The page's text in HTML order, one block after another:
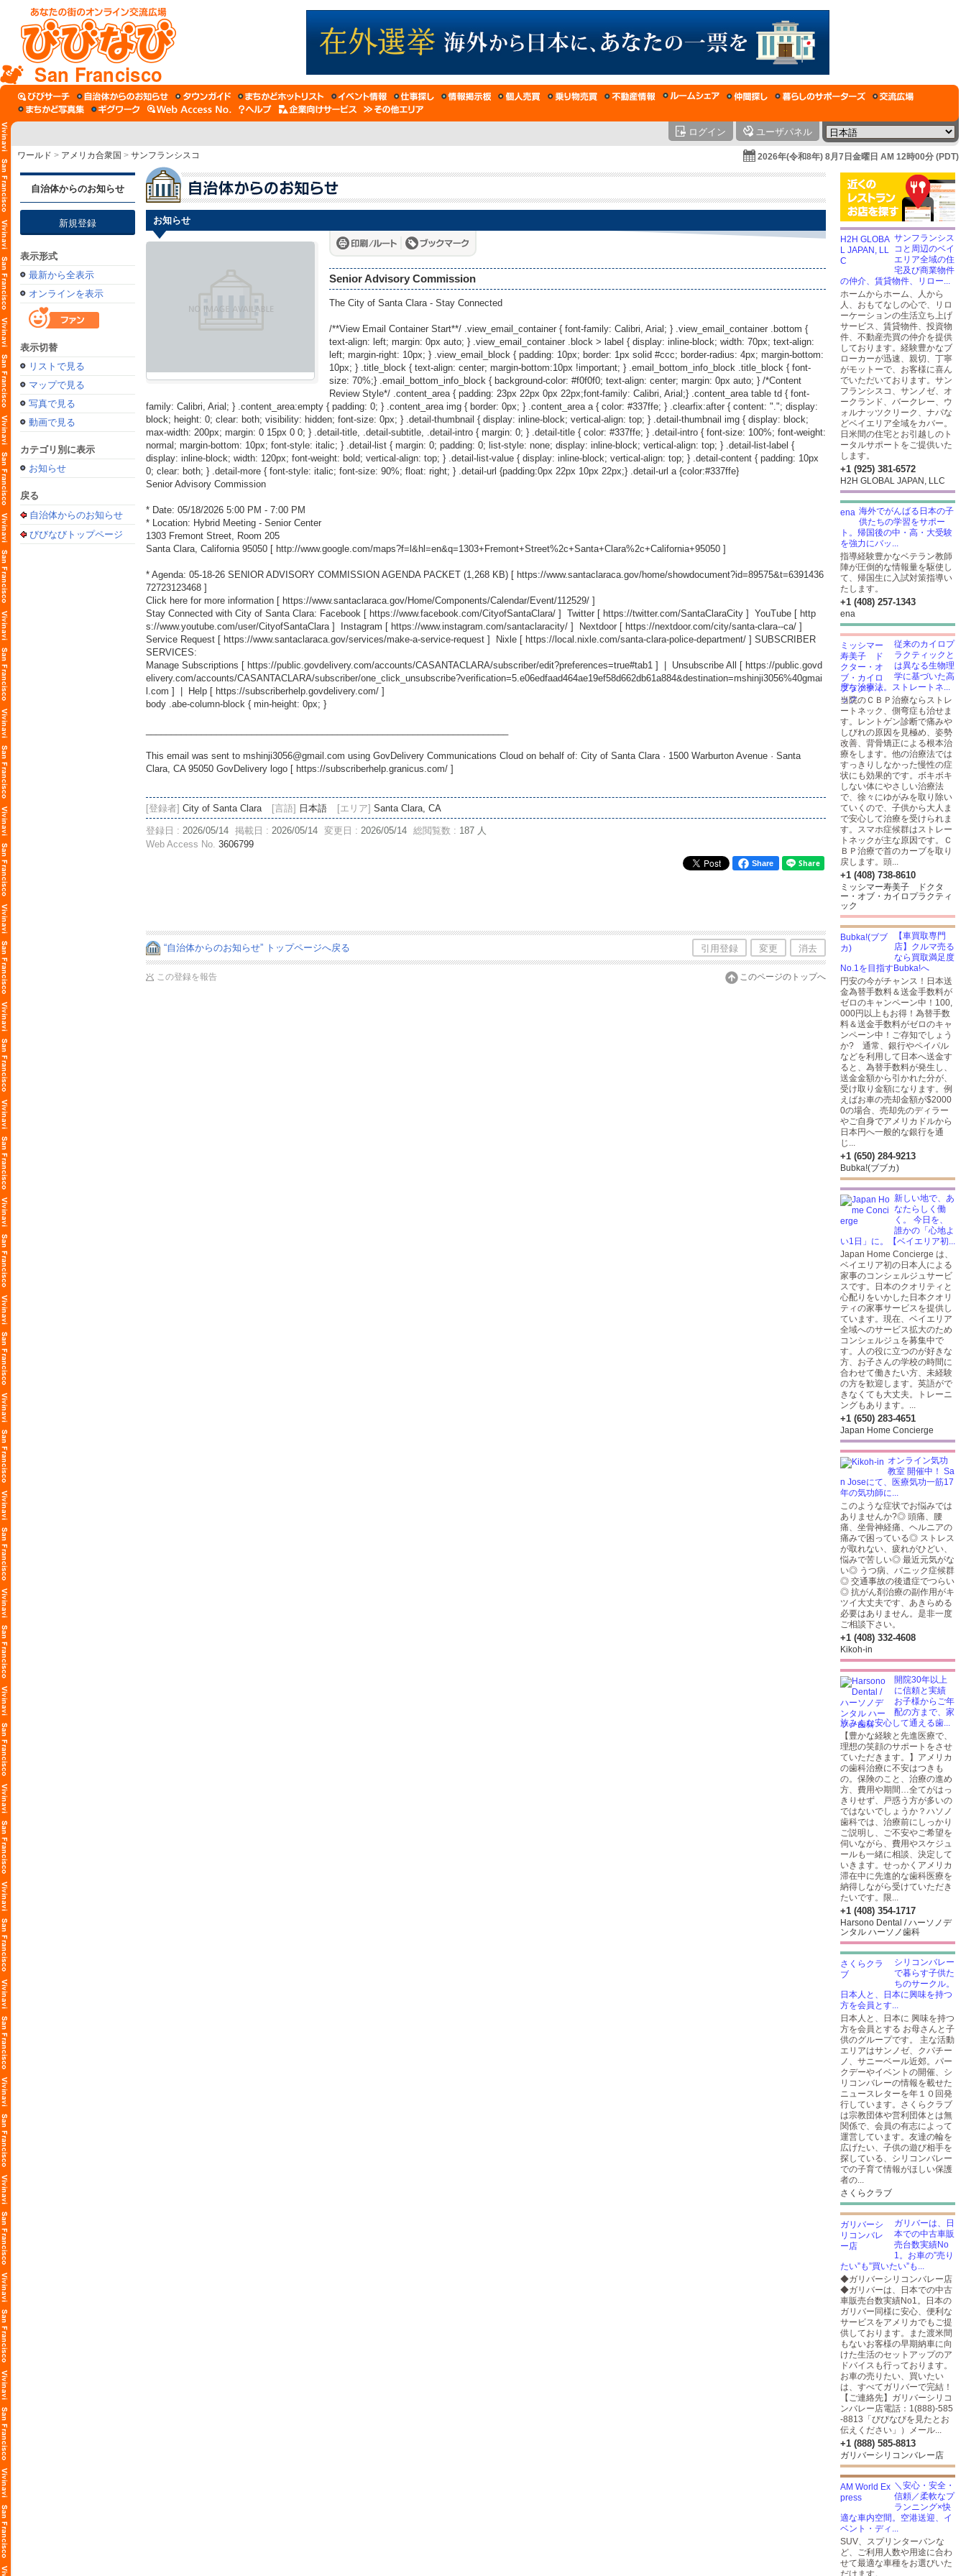
San Francisco
ログイン ユーザパネル
ワールド > アメリカ合衆国 > サンフランシスコ 2026年(令和8年) 8月7日金曜日 AM 12時00分 (PDT)
自治体からのお知らせ
新規登録
表示形式
最新から全表示
オンラインを表示
表示切替
リストで見る
マップで見る
写真で見る
動画で見る
カテゴリ別に表示
お知らせ
戻る
自治体からのお知らせ
びびなびトップページ
お知らせ
Senior Advisory Commission
The City of Santa Clara - Stay Connected
/**View Email Container Start**/ .view_email_container { font-family: Calibri, Arial; } .view_email_container .bottom {
text-align: left; margin: 0px auto; } .view_email_container .block > label { display: inline-block; width: 70px; text-align:
left; margin-right: 10px; } .view_email_block { padding: 10px; border: 1px solid #ccc; border-radius: 4px; margin-bottom:
10px; } .title_block { text-align: center; margin-bottom:10px !important; } .email_bottom_info_block .title_block { font-
size: 70%;} .email_bottom_info_block { background-color: #f0f0f0; text-align: center; margin: 0px auto; } /*Content
Review Style*/ .content_area { padding: 23px 22px 0px 22px;font-family: Calibri, Arial;} .content_area table td { font-
family: Calibri, Arial; } .content_area:empty { padding: 0; } .content_area img { border: 0px; } .content_area a { color: #337ffe; } .clearfix:after { content: "."; display:
block; height: 0; clear: both; visibility: hidden; font-size: 0px; } .detail-thumbnail { display: inline-block; vertical-align: top; } .detail-thumbnail img { display: block;
max-width: 200px; margin: 0 15px 0 0; } .detail-title, .detail-subtitle, .detail-intro { margin: 0; } .detail-title { color: #337ffe; } .detail-intro { font-size: 100%; font-weight:
normal; margin-bottom: 10px; font-style: italic; } .detail-list { margin: 0; padding: 0; list-style: none; display: inline-block; vertical-align: top; } .detail-list-label {
display: inline-block; width: 120px; font-weight: bold; vertical-align: top; } .detail-list-value { display: inline-block; vertical-align: top; } .detail-content { padding: 10px
0; clear: both; } .detail-more { font-style: italic; font-size: 90%; float: right; } .detail-url {padding:0px 22px 10px 22px;} .detail-url a {color:#337ffe}
Senior Advisory Commission
* Date: 05/18/2026 5:00 PM - 7:00 PM
* Location: Hybrid Meeting - Senior Center
1303 Fremont Street, Room 205
Santa Clara, California 95050 [ http://www.google.com/maps?f=l&hl=en&q=1303+Fremont+Street%2c+Santa+Clara%2c+California+95050 ]
* Agenda: 05-18-26 SENIOR ADVISORY COMMISSION AGENDA PACKET (1,268 KB) [ https://www.santaclaraca.gov/home/showdocument?id=89575&t=6391436
72723123468 ]
Click here for more information [ https://www.santaclaraca.gov/Home/Components/Calendar/Event/112529/ ]
Stay Connected with City of Santa Clara: Facebook [ https://www.facebook.com/CityofSantaClara/ ] Twitter [ https://twitter.com/SantaClaraCity ] YouTube [ http
s://www.youtube.com/user/CityofSantaClara] Instagram [ https://www.instagram.com/santaclaracity/ ] Nextdoor [ https://nextdoor.com/city/santa-clara--ca/ ]
Service Request [ https://www.santaclaraca.gov/services/make-a-service-request ] Nixle [ https://local.nixle.com/santa-clara-police-department/ ] SUBSCRIBER
SERVICES:
Manage Subscriptions [ https://public.govdelivery.com/accounts/CASANTACLARA/subscriber/edit?preferences=true#tab1 ] | Unsubscribe All [ https://public.govd
elivery.com/accounts/CASANTACLARA/subscriber/one_click_unsubscribe?verification=5.e06edfaad464ae19ef58d662db61a884&destination=mshinji3056%40gmai
l.com ] | Help [ https://subscriberhelp.govdelivery.com/ ]
body .abe-column-block { min-height: 0px; }
This email was sent to mshinji3056@gmail.com using GovDelivery Communications Cloud on behalf of: City of Santa Clara · 1500 Warburton Avenue · Santa
Clara, CA 95050 GovDelivery logo [ https://subscriberhelp.granicus.com/ ]
[登録者] City of Santa Clara [言語] 日本語 [エリア] Santa Clara, CA
登録日 : 2026/05/14 掲載日 : 2026/05/14 変更日 : 2026/05/14 総閲覧数 : 187 人
Web Access No. 3606799
Share
“自治体からのお知らせ” トップページへ戻る 引用登録 変更 消去
この登録を報告 このページのトップへ
サンフランシス
コと周辺のベイ
エリア全域の住
宅及び商業物件
の仲介、賃貸物件、リロー...
ホームからホーム、人から
人、おもてなしの心で、リロ
ーケーションの生活立ち上げ
サービス、賃貸物件、投資物
件、不動産売買の仲介を提供
しております。経験豊かなブ
ローカーが迅速、親切、丁寧
がモットーで、お客様に喜ん
でいただいております。サン
フランシスコ、サンノゼ、オ
ークランド、バークレー、ウ
ォルナッツクリーク、ナパな
どベイエリア全域をカバー。
日米間の住宅とお引越しのト
ータルサポートをご提供いた
します。
+1 (925) 381-6572
H2H GLOBAL JAPAN, LLC
海外でがんばる日本の子
供たちの学習をサポー
ト。帰国後の中・高・大受験
を強力にバッ...
指導経験豊かなベテラン教師
陣が圧倒的な情報量を駆使し
て、帰国生に入試対策指導い
たします。
+1 (408) 257-1343
ena
従来のカイロプ
ラクティックと
は異なる生物理
学に基づいた高
度な治療法。ストレートネ...
当院のＣＢＰ治療ならストレ
ートネック、側弯症も治せま
す。レントゲン診断で痛みや
しびれの原因を見極め、姿勢
改善、背骨矯正による根本治
療をします。他の治療法では
すっきりしなかった慢性の症
状にも効果的です。ボキボキ
しない体にやさしい治療法
で、徐々にゆがみを取り除い
ていくので、子供から大人ま
で安心して治療を受けられま
す。スマホ症候群はストレー
トネックが主な原因です。Ｃ
ＢＰ治療で首のカーブを取り
戻します。頭...
+1 (408) 738-8610
ミッシマー寿美子 ドクタ
ー・オブ・カイロプラクティ
ック
【車買取専門
店】クルマ売る
なら買取満足度
No.1を目指すBubka!へ
円安の今がチャンス！日本送
金為替手数料＆送金手数料が
ゼロのキャンペーン中！100,
000円以上もお得！為替手数
料＆送金手数料がゼロのキャ
ンペーン中！ご存知でしょう
か? 通常、銀行やペイパル
などを利用して日本へ送金す
ると、為替手数料が発生し、
送金金額から引かれた分が、
受け取り金額になります。例
えばお車の売却金額が$2000
0の場合、売却先のディラー
やご自身でアメリカドルから
日本円へ一般的な銀行を通
じ...
+1 (650) 284-9213
Bubka!(ブブカ)
新しい地で、あ
なたらしく働
く。 今日を、
誰かの「心地よ
い1日」に。【ベイエリア初...
Japan Home Concierge は、
ベイエリア初の日本人による
家事のコンシェルジュサービ
スです。日本のクオリティと
心配りをいかした日本クオリ
ティの家事サービスを提供し
ています。現在、ベイエリア
全域へのサービス拡大のため
コンシェルジュを募集中で
す。人の役に立つのが好きな
方、お子さんの学校の時間に
合わせて働きたい方、未経験
の方を歓迎します。英語がで
きなくても大丈夫。トレーニ
ングもあります。...
+1 (650) 283-4651
Japan Home Concierge
オンライン気功
教室 開催中！ Sa
n Joseにて、医療気功一筋17
年の気功師に...
このような症状でお悩みでは
ありませんか?◎ 頭痛、腰
痛、坐骨神経痛、ヘルニアの
痛みで困っている◎ ストレス
が取れない、疲れがひどい、
悩みで苦しい◎ 最近元気がな
い◎ うつ病、パニック症候群
◎ 交通事故の後遺症でつらい
◎ 抗がん剤治療の副作用がキ
ツイ大丈夫です、あきらめる
必要はありません。是非一度
ご相談下さい。
+1 (408) 332-4608
Kikoh-in
開院30年以上
に信頼と実績
お子様からご年
配の方まで、家
族みんな安心して通える歯...
【豊かな経験と先進医療で、
理想の笑顔のサポートをさせ
ていただきます。】アメリカ
の歯科治療に不安はつきも
の。保険のこと、治療の進め
方、費用や期間…全てがはっ
きりせず、戸惑う方が多いの
ではないでしょうか？ハソノ
歯科では、治療前にしっかり
ご説明し、ご不安やご希望を
伺いながら、費用やスケジュ
ールも一緒に相談、決定して
いきます。せっかくアメリカ
滞在中に先進的な歯科医療を
納得しながら受けていただき
たいです。限...
+1 (408) 354-1717
Harsono Dental / ハーソノデ
ンタル ハーソノ歯科
シリコンバレー
で暮らす子供た
ちのサークル。
日本人と、日本に興味を持つ
方を会員とす...
日本人と、日本に 興味を持つ
方を会員とする お母さんと子
供のグループです。 主な活動
エリアはサンノゼ、クパチー
ノ、サニーベール近郊。パー
クデーやイベントの開催、シ
リコンバレーの情報を載せた
ニュースレターを年１０回発
行しています。さくらクラブ
は宗教団体や営利団体とは無
関係で、会員の有志によって
運営しています。友達の輪を
広げたい、子供の遊び相手を
探している、シリコンバレー
での子育て情報がほしい保護
者の...
さくらクラブ
ガリバーは、日
本での中古車販
売台数実績No
1。お車の”売り
たい”も”買いたい”も...
◆ガリバーシリコンバレー店
◆ガリバーは、日本での中古
車販売台数実績No1。日本の
ガリバー同様に安心、便利な
サービスをアメリカでもご提
供しております。また渡米間
もないお客様の早期納車に向
けた生活のセットアップのア
ドバイスも行っております。
お車の売りたい、買いたい
は、すべてガリバーで完結！
【ご連絡先】ガリバーシリコ
ンバレー店電話：1(888)-585
-8813「びびなびを見たとお
伝えください」）メール...
+1 (888) 585-8813
ガリバーシリコンバレー店
＼安心・安全・
信頼／柔軟なプ
ランニング×快
適な車内空間。空港送迎、イ
ベント・ディ...
SUV、スプリンターバンな
ど、ご利用人数や用途に合わ
せて最適な車種をお選びいた
だけます。